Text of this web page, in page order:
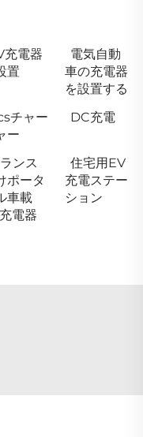
充電器
置
電気自動
車の充電器
を設置する
チャー
ー
DC充電
ンス
ポータ
車載
電器
住宅用EV
充電ステー
ション